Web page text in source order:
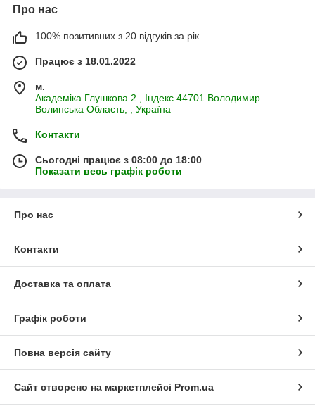
Про нас
100% позитивних з 20 відгуків за рік
Працює з 18.01.2022
м.
Академiка Глушкова 2 , Iндекс 44701 Володимир
Волинська Область, , Україна
Контакти
Сьогодні працює з 08:00 до 18:00
Показати весь графік роботи
Про нас
Контакти
Доставка та оплата
Графік роботи
Повна версія сайту
Сайт створено на маркетплейсі Prom.ua